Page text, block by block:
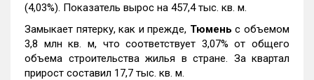
(4,03%). Показатель вырос на 457,4 тыс. кв. м.
Замыкает пятерку, как и прежде, Тюмень с объемом
3,8 млн кв. м, что соответствует 3,07% от общего
объема строительства жилья в стране. За квартал
прирост составил 17,7 тыс. кв. м.